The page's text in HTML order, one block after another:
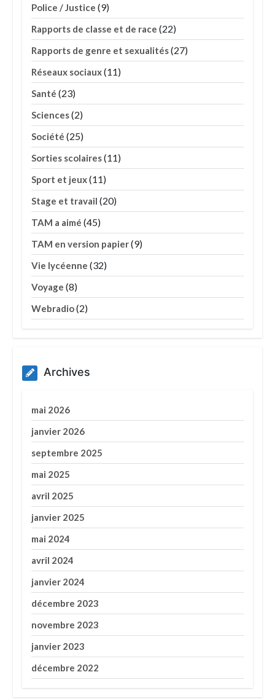
Police / Justice (9)
Rapports de classe et de race (22)
Rapports de genre et sexualités(27)
Réseaux sociaux(11)
Santé (23)
Sciences(2)
Société (25)
Sorties scolaires(11)
Sport et jeux(11)
Stage et travail (20)
TAM a aimé (45)
TAM en version papier(9)
Vie lycéenne (32)
Voyage (8)
Webradio(2)
Archives
mai 2026
janvier 2026
septembre 2025
mai 2025
avril 2025
janvier 2025
mai 2024
avril 2024
janvier 2024
décembre 2023
novembre 2023
janvier 2023
décembre 2022